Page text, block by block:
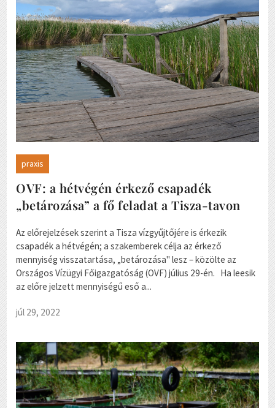
praxis
OVF: a hétvégén érkező csapadék
„betározása” a fő feladat a Tisza-tavon
Az előrejelzések szerint a Tisza vízgyűjtőjére is érkezik
csapadék a hétvégén; a szakemberek célja az érkező
mennyiség visszatartása, „betározása" lesz – közölte az
Országos Vízügyi Főigazgatóság (OVF) július 29-én. Ha leesik
az előre jelzett mennyiségű eső a...
júl 29, 2022